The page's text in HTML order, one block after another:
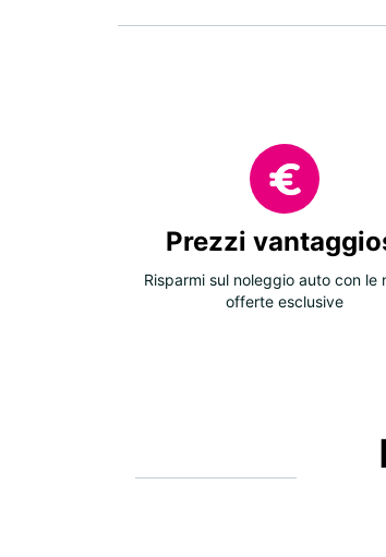
Prezzi
Risparmi sul noleggio auto con le
offerte esclusive